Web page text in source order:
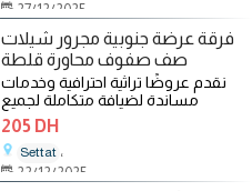
27/12/2025
فرقة عرضة جنوبية مجرور شيلات
صف صفوف محاورة قلطة
نقدم عروضًا تراثية احترافية وخدمات
مساندة لضيافة متكاملة لجميع
205 DH
Settat ،
22/12/2025